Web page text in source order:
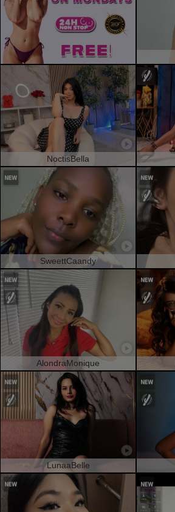
NoctisBella
SweettCaandy
AlondraMonique
LunaaBelle